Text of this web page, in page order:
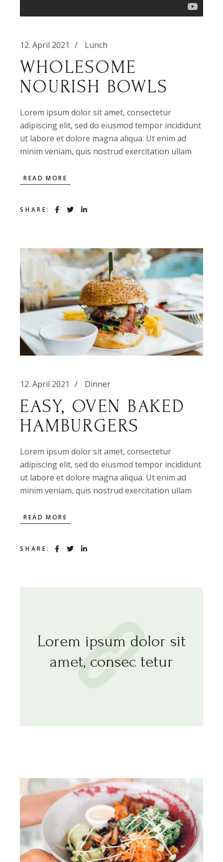
12. April 2021 Lunch
WHOLESOME
NOURISH BOWLS
Lorem ipsum dolor sit amet, consectetur
adipiscing elit, sed do eiusmod tempor incididunt
ut labore et dolore magna aliqua. Ut enim ad
minim veniam, quis nostrud exercitation ullam
READ MORE
SHARE:
12. April 2021 Dinner
EASY, OVEN BAKED
HAMBURGERS
Lorem ipsum dolor sit amet, consectetur
adipiscing elit, sed do eiusmod tempor incididunt
ut labore et dolore magna aliqua. Ut enim ad
minim veniam, quis nostrud exercitation ullam
READ MORE
SHARE:
Lorem ipsum dolor sit
amet, consec tetur